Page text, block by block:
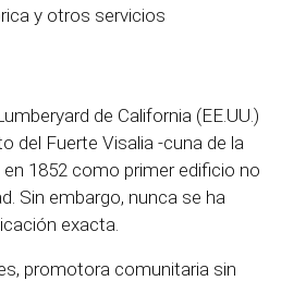
y otros servicios
de California (EE.UU.)
del Fuerte Visalia -cuna de la
1852 como primer edificio no
Sin embargo, nunca se ha
exacta.
promotora comunitaria sin